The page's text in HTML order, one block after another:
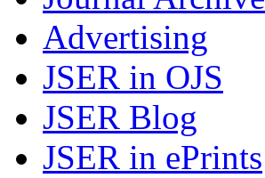
Advertising
JSER in OJS
JSER Blog
JSER in ePrints